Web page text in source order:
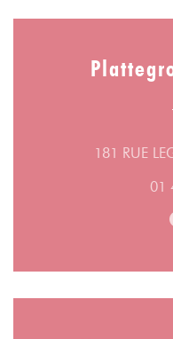
181 RUE
01